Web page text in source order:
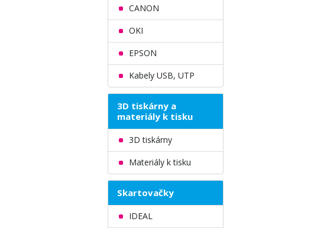
CANON
OKI
EPSON
Kabely USB, UTP
3D tiskárny a
materiály k tisku
3D tiskárny
Materiály k tisku
Skartovačky
IDEAL